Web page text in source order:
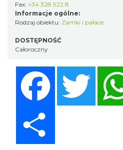
Fax: +34 328 922 8
Informacje ogólne:
Rodzaj obiektu: Zamki i pałace
DOSTĘPNOŚĆ
Całoroczny
Twitter